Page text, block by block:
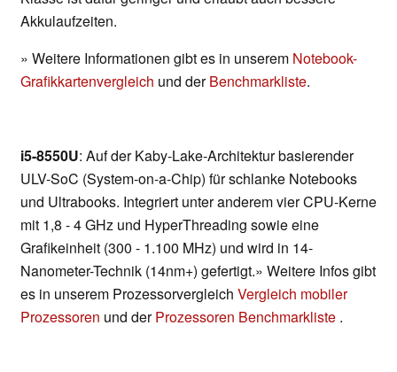
Akkulaufzeiten.
» Weitere Informationen gibt es in unserem Notebook-
Grafikkartenvergleich und derBenchmarkliste.
i5-8550U: Auf der Kaby-Lake-Architektur basierender
ULV-SoC (System-on-a-Chip) für schlanke Notebooks
und Ultrabooks. Integriert unter anderem vier CPU-Kerne
mit 1,8 - 4 GHz und HyperThreading sowie eine
Grafikeinheit (300 - 1.100 MHz) und wird in 14-
Nanometer-Technik (14nm+) gefertigt.» Weitere Infos gibt
es in unserem Prozessorvergleich Vergleich mobiler
Prozessoren und derProzessoren Benchmarkliste .